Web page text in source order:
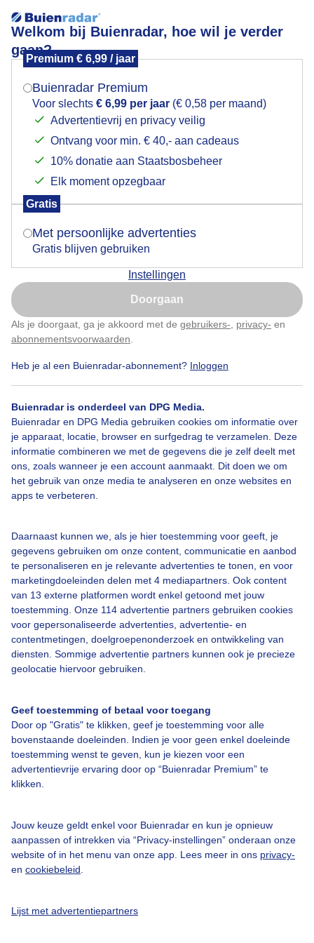
Welkom bij Buienradar, hoe wil je verder
gaan?
Premium € 6,99 / jaar
Buienradar Premium
Voor slechts € 6,99 per jaar (€ 0,58 per maand)
Advertentievrij en privacy veilig
Ontvang voor min. € 40,- aan cadeaus
10% donatie aan Staatsbosbeheer
Elk moment opzegbaar
Gratis
Met persoonlijke advertenties
Gratis blijven gebruiken
Instellingen
Doorgaan
Als je doorgaat, ga je akkoord met de gebruikers- privacy- en
abonnementsvoorwaarden
Heb je al een Buienradar-abonnement? Inloggen
Buienradar is onderdeel van DPG Media.
Buienradar en DPG Media gebruiken cookies om informatie over
je apparaat, locatie, browser en surfgedrag te verzamelen. Deze
informatie combineren we met de gegevens die je zelf deelt met
ons, zoals wanneer je een account aanmaakt. Dit doen we om
het gebruik van onze media te analyseren en onze websites en
apps te verbeteren.
Daarnaast kunnen we, als je hier toestemming voor geeft, je
gegevens gebruiken om onze content, communicatie en aanbod
te personaliseren en je relevante advertenties te tonen, en voor
marketingdoeleinden delen met 4 mediapartners. Ook content
van 13 externe platformen wordt enkel getoond met jouw
toestemming. Onze 114 advertentie partners gebruiken cookies
voor gepersonaliseerde advertenties, advertentie- en
contentmetingen, doelgroepenonderzoek en ontwikkeling van
diensten. Sommige advertentie partners kunnen ook je precieze
geolocatie hiervoor gebruiken.
Geef toestemming of betaal voor toegang
Door op "Gratis" te klikken, geef je toestemming voor alle
bovenstaande doeleinden. Indien je voor geen enkel doeleinde
toestemming wenst te geven, kun je kiezen voor een
advertentievrije ervaring door op “Buienradar Premium” te
klikken.
Jouw keuze geldt enkel voor Buienradar en kun je opnieuw
aanpassen of intrekken via “Privacy-instellingen” onderaan onze
website of in het menu van onze app. Lees meer in ons privacy-
en cookiebeleid
Lijst met advertentiepartners
Mooi skiweer
Door: Ruud Scholten Gemaakt: 27-03-2026, 34x bekeken
Sneeuw Ski N Lente
Bekijk slideshow
Over Buienradar
Bedrijfsgegevens
Contact
Toegankelijkheid
Gebruikersvoorwaarden
Adverteren
Privacy beleid
Cookie beleid
Mogen we je locatie gebruiken voor het
Indien je hier nog geen akkoord op hebt gegeven,
verschijnt er zo een pop-up uit je browser waarin
Is goed, toon de popup
Nu niet, misschien later
Klik hierom dit aan te passen